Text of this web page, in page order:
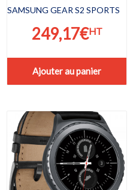
SAMSUNG GEAR S2 SPORTS
249,17€HT
Ajouter au panier